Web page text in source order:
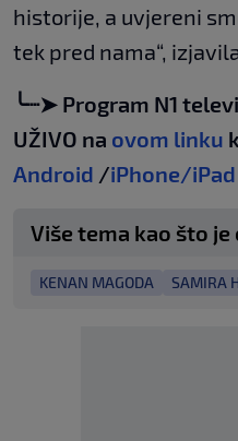
historije, a uvjereni
tek pred nama“,
╰┈➤ Program N1
UŽIVO na ovom linku
Android /iPhone/iPad
Više tema kao što je
KENAN MAGODA SAMIRA